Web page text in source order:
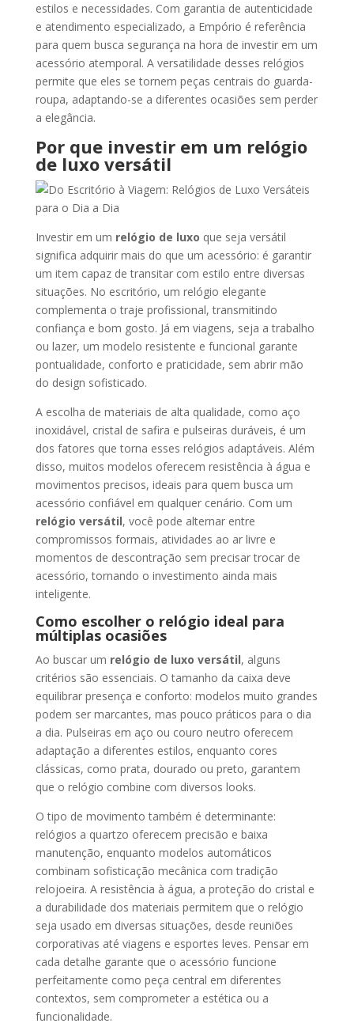
estilos e necessidades. Com garantia de autenticidade
e atendimento especializado, a Empório é referência
para quem busca segurança na hora de investir em um
acessório atemporal. A versatilidade desses relógios
permite que eles se tornem peças centrais do guarda-
roupa, adaptando-se a diferentes ocasiões sem perder
a elegância.
Por que investir em um relógio
de luxo versátil
Investir em um relógio de luxo que seja versátil
significa adquirir mais do que um acessório: é garantir
um item capaz de transitar com estilo entre diversas
situações. No escritório, um relógio elegante
complementa o traje profissional, transmitindo
confiança e bom gosto. Já em viagens, seja a trabalho
ou lazer, um modelo resistente e funcional garante
pontualidade, conforto e praticidade, sem abrir mão
do design sofisticado.
A escolha de materiais de alta qualidade, como aço
inoxidável, cristal de safira e pulseiras duráveis, é um
dos fatores que torna esses relógios adaptáveis. Além
disso, muitos modelos oferecem resistência à água e
movimentos precisos, ideais para quem busca um
acessório confiável em qualquer cenário. Com um
relógio versátil, você pode alternar entre
compromissos formais, atividades ao ar livre e
momentos de descontração sem precisar trocar de
acessório, tornando o investimento ainda mais
inteligente.
Como escolher o relógio ideal para
múltiplas ocasiões
Ao buscar um relógio de luxo versátil, alguns
critérios são essenciais. O tamanho da caixa deve
equilibrar presença e conforto: modelos muito grandes
podem ser marcantes, mas pouco práticos para o dia
a dia. Pulseiras em aço ou couro neutro oferecem
adaptação a diferentes estilos, enquanto cores
clássicas, como prata, dourado ou preto, garantem
que o relógio combine com diversos looks.
O tipo de movimento também é determinante:
relógios a quartzo oferecem precisão e baixa
manutenção, enquanto modelos automáticos
combinam sofisticação mecânica com tradição
relojoeira. A resistência à água, a proteção do cristal e
a durabilidade dos materiais permitem que o relógio
seja usado em diversas situações, desde reuniões
corporativas até viagens e esportes leves. Pensar em
cada detalhe garante que o acessório funcione
perfeitamente como peça central em diferentes
contextos, sem comprometer a estética ou a
funcionalidade.